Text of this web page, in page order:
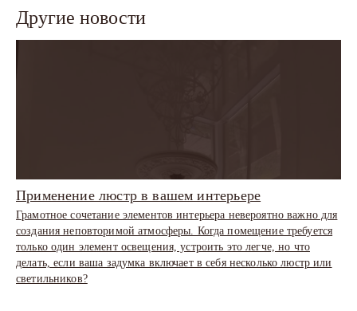
Другие новости
Применение люстр в вашем интерьере
Грамотное сочетание элементов интерьера невероятно важно для
создания неповторимой атмосферы. Когда помещение требуется
только один элемент освещения, устроить это легче, но что
делать, если ваша задумка включает в себя несколько люстр или
светильников?